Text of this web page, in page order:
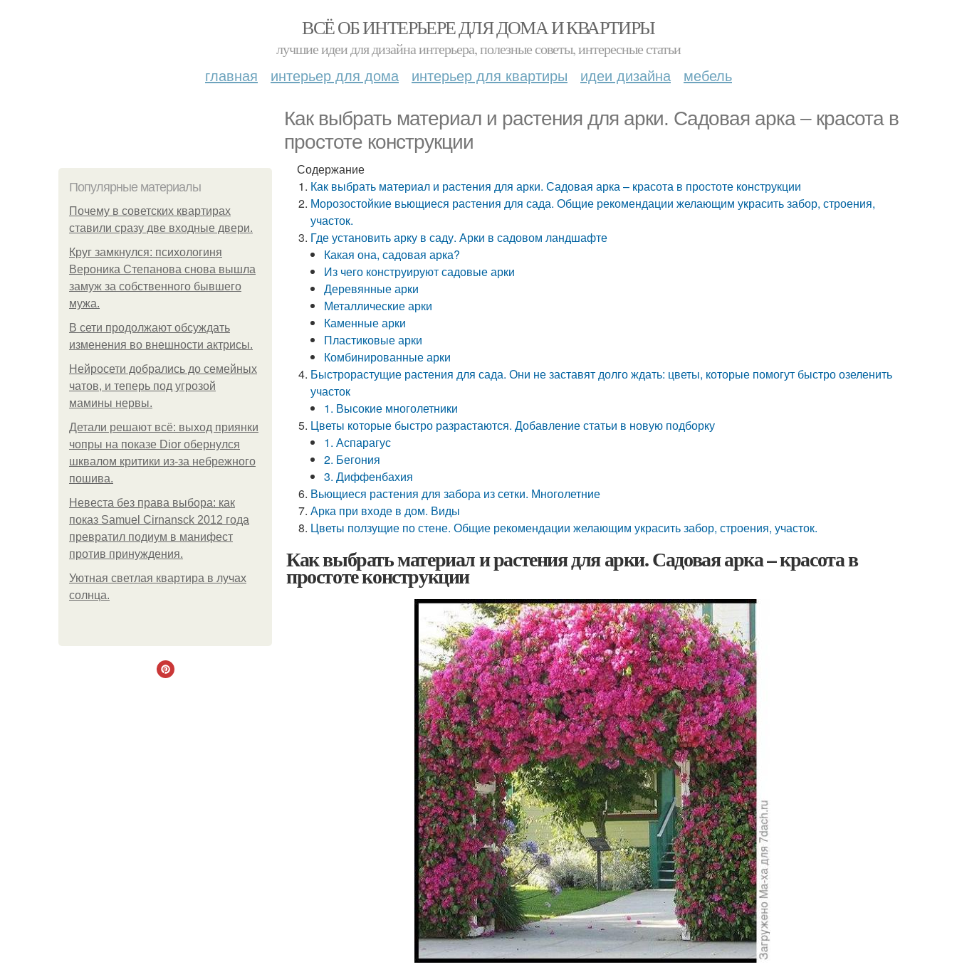
ВСЁ ОБ ИНТЕРЬЕРЕ ДЛЯ ДОМА И КВАРТИРЫ
лучшие идеи для дизайна интерьера, полезные советы, интересные статьи
главная интерьер для дома интерьер для квартиры идеи дизайна мебель
Как выбрать материал и растения для арки. Садовая арка – красота в
простоте конструкции
Популярные материалы
Почему в советских квартирах
ставили сразу две входные двери.
Круг замкнулся: психологиня
Вероника Степанова снова вышла
замуж за собственного бывшего
мужа.
В сети продолжают обсуждать
изменения во внешности актрисы.
Нейросети добрались до семейных
чатов, и теперь под угрозой
мамины нервы.
Детали решают всё: выход приянки
чопры на показе Dior обернулся
шквалом критики из-за небрежного
пошива.
Невеста без права выбора: как
показ Samuel Cirnansck 2012 года
превратил подиум в манифест
против принуждения.
Уютная светлая квартира в лучах
солнца.
Содержание
Как выбрать материал и растения для арки. Садовая арка – красота в простоте конструкции
Морозостойкие вьющиеся растения для сада. Общие рекомендации желающим украсить забор, строения,
участок.
Где установить арку в саду. Арки в садовом ландшафте
Какая она, садовая арка?
Из чего конструируют садовые арки
Деревянные арки
Металлические арки
Каменные арки
Пластиковые арки
Комбинированные арки
Быстрорастущие растения для сада. Они не заставят долго ждать: цветы, которые помогут быстро озеленить
участок
1. Высокие многолетники
Цветы которые быстро разрастаются. Добавление статьи в новую подборку
1. Аспарагус
2. Бегония
3. Диффенбахия
Вьющиеся растения для забора из сетки. Многолетние
Арка при входе в дом. Виды
Цветы ползущие по стене. Общие рекомендации желающим украсить забор, строения, участок.
Как выбрать материал и растения для арки. Садовая арка – красота в
простоте конструкции